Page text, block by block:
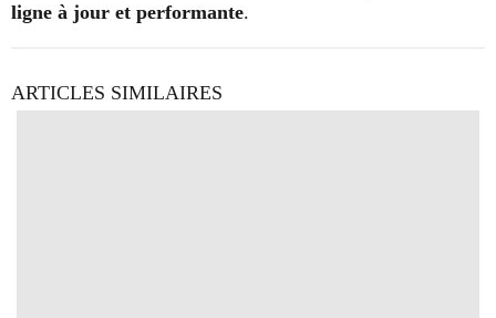
ligne à jour et performante.
ARTICLES SIMILAIRES